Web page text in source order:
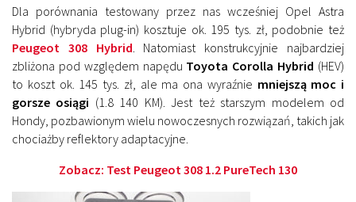
Dla porównania testowany przez nas wcześniej Opel Astra
Hybrid (hybryda plug-in) kosztuje ok. 195 tys. zł, podobnie też
Peugeot 308 Hybrid . Natomiast konstrukcyjnie najbardziej
zbliżona pod względem napędu Toyota Corolla Hybrid (HEV)
to koszt ok. 145 tys. zł, ale ma ona wyraźnie mniejszą moc i
gorsze osiągi (1.8 140 KM). Jest też starszym modelem od
Hondy, pozbawionym wielu nowoczesnych rozwiązań, takich jak
chociażby reflektory adaptacyjne.
Zobacz: Test Peugeot 308 1.2 PureTech 130